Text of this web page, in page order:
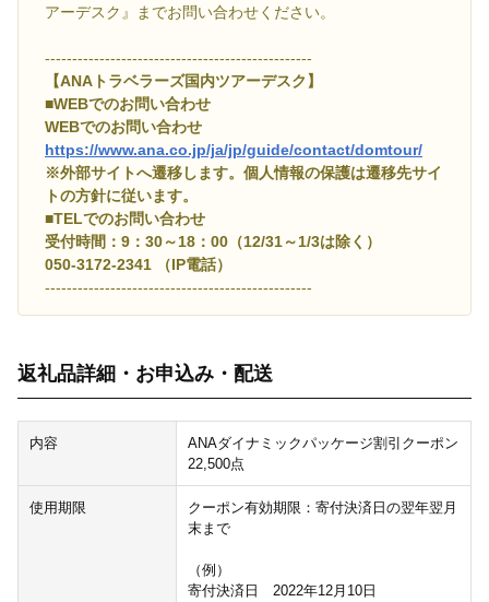
アーデスク』までお問い合わせください。
-------------------------------------------------
【ANAトラベラーズ国内ツアーデスク】
■WEBでのお問い合わせ
WEBでのお問い合わせ
https://www.ana.co.jp/ja/jp/guide/contact/domtour/
※外部サイトへ遷移します。個人情報の保護は遷移先サイ
トの方針に従います。
■TELでのお問い合わせ
受付時間：9：30～18：00（12/31～1/3は除く）
050-3172-2341 （IP電話）
-------------------------------------------------
返礼品詳細・お申込み・配送
内容
ANAダイナミックパッケージ割引クーポン
22,500点
使用期限
クーポン有効期限：寄付決済日の翌年翌月
末まで
（例）
寄付決済日 2022年12月10日